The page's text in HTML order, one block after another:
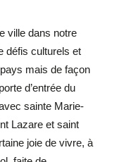
ville dans notre
défis culturels et
mais de façon
d’entrée du
sainte Marie-
Lazare et saint
joie de vivre, à